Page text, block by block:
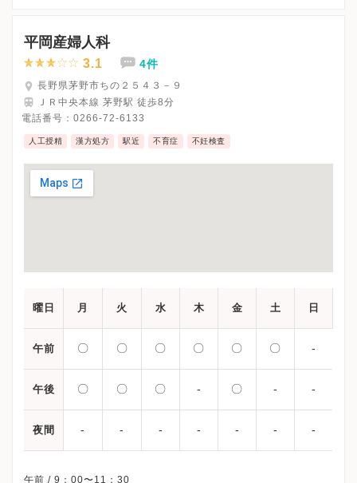
※詳細はクリニックHPを確認、または直接お問い合わせくださ
平岡産婦人科
3.1 4件
長野県茅野市ちの２５４３－９
ＪＲ中央本線 茅野駅 徒歩8分
電話番号： 0266-72-6133
人工授精 漢方処方 駅近 不育症 不妊検査
曜日 月 火 水 木 金 土 日
午前 〇 〇 〇 〇 〇 〇 -
午後 〇 〇 〇 - 〇 - -
夜間 - - - - - - -
午前 / 9：00〜11：30